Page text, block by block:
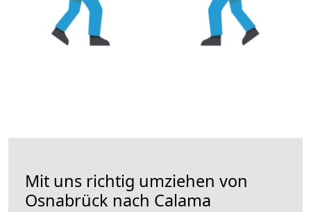
Mit uns richtig umziehen von
Osnabrück nach Calama